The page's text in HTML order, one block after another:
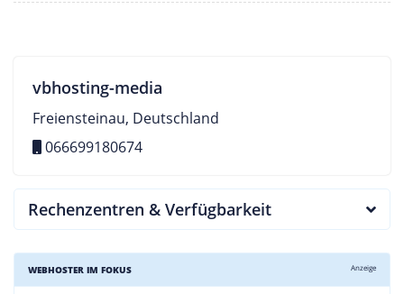
vbhosting-media
Freiensteinau, Deutschland
066699180674
Rechenzentren & Verfügbarkeit
WEBHOSTER IM FOKUS Anzeige